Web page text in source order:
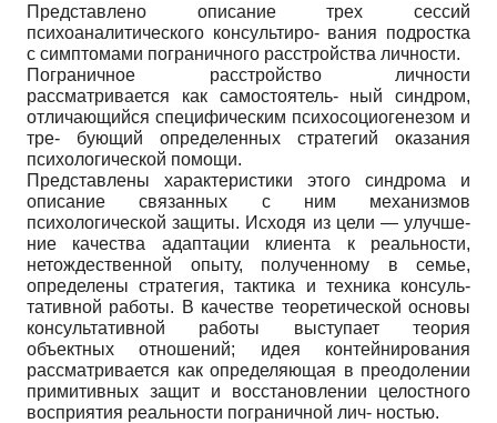
Представлено описание трех сессий
психоаналитического консультиро- вания подростка
с симптомами пограничного расстройства личности.
Пограничное расстройство личности
рассматривается как самостоятель- ный синдром,
отличающийся специфическим психосоциогенезом и
тре- бующий определенных стратегий оказания
психологической помощи.
Представлены характеристики этого синдрома и
описание связанных с ним механизмов
психологической защиты. Исходя из цели — улучше-
ние качества адаптации клиента к реальности,
нетождественной опыту, полученному в семье,
определены стратегия, тактика и техника консуль-
тативной работы. В качестве теоретической основы
консультативной работы выступает теория
объектных отношений; идея контейнирования
рассматривается как определяющая в преодолении
примитивных защит и восстановлении целостного
восприятия реальности пограничной лич- ностью.